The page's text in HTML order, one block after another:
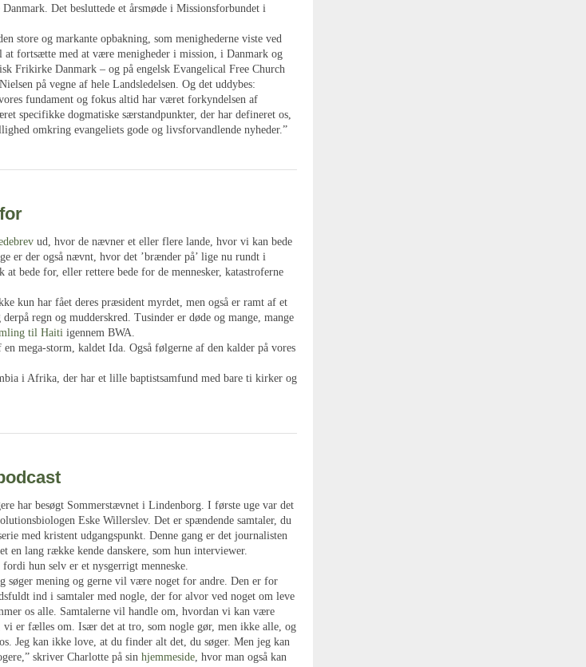
Det besluttede et årsmøde i Missionsforbundet i
store og markante opbakning, som menighederne viste ved
at fortsætte med at være menigheder i mission, i Danmark og
Frikirke Danmark – og på engelsk Evangelical Free Church
på vegne af hele Landsledelsen. Og det uddybes:
fundament og fokus altid har været forkyndelsen af
specifikke dogmatiske særstandpunkter, der har defineret os,
omkring evangeliets gode og livsforvandlende nyheder.”
ud, hvor de nævner et eller flere lande, hvor vi kan bede
er der også nævnt, hvor det ’brænder på’ lige nu rundt i
bede for, eller rettere bede for de mennesker, katastroferne
kun har fået deres præsident myrdet, men også er ramt af et
regn og mudderskred. Tusinder er døde og mange, mange
til Haiti igennem BWA.
mega-storm, kaldet Ida. Også følgerne af den kalder på vores
i Afrika, der har et lille baptistsamfund med bare ti kirker og
har besøgt Sommerstævnet i Lindenborg. I første uge var det
Eske Willerslev. Det er spændende samtaler, du
med kristent udgangspunkt. Denne gang er det journalisten
en lang række kende danskere, som hun interviewer.
hun selv er et nysgerrigt menneske.
søger mening og gerne vil være noget for andre. Den er for
ind i samtaler med nogle, der for alvor ved noget om leve
os alle. Samtalerne vil handle om, hvordan vi kan være
er fælles om. Især det at tro, som nogle gør, men ikke alle, og
Jeg kan ikke love, at du finder alt det, du søger. Men jeg kan
skriver Charlotte på sin hjemmeside, hvor man også kan